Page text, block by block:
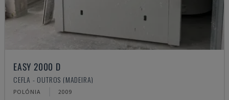
EASY 2000 D
CEFLA - OUTROS (MADEIRA)
POLÓNIA 2009